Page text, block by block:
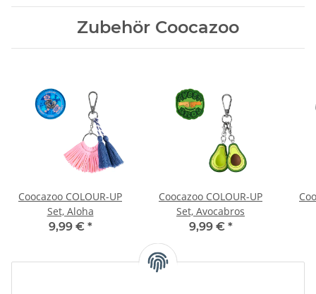
Zubehör Coocazoo
Coocazoo COLOUR-UP
Set, Aloha
9,99 € *
Coocazoo COLOUR-UP
Set, Avocabros
9,99 € *